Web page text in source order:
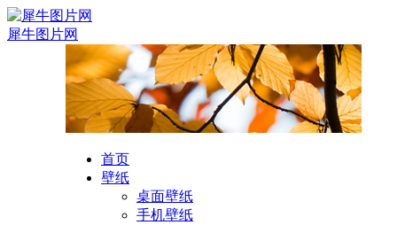
犀牛图片网
首页
壁纸
桌面壁纸
手机壁纸